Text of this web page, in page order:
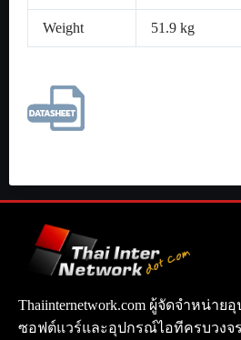
Weight 51.9 kg
Thaiinternetwork.com ผู้จัดจำหน่าย
ซอฟต์แวร์และอุปกรณ์ไอทีครบวงจ